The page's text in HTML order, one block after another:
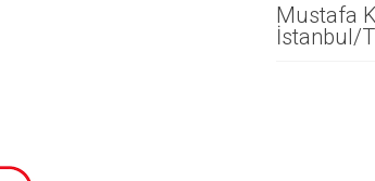
Mustafa
İstanbul/